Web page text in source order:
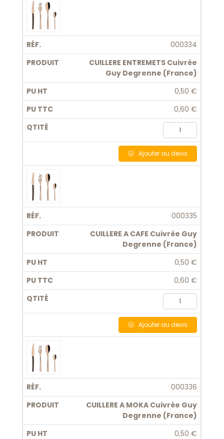
000334
CUILLERE ENTREMETS Cuivrée
Guy Degrenne (France)
0,50 €
0,60 €
Ajouterau devis
000335
CUILLERE A CAFE Cuivrée Guy
Degrenne (France)
0,50 €
0,60 €
Ajouterau devis
000336
CUILLERE A MOKA Cuivrée Guy
Degrenne (France)
0,50 €